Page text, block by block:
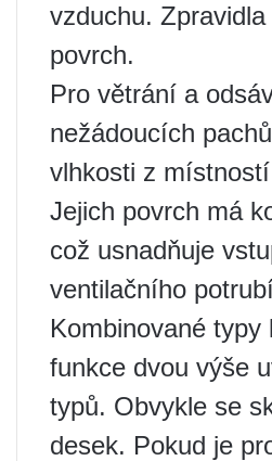
vzduchu.
povrch.
Pro větrání a
nežádoucích
vlhkosti z
Jejich povrch má
což usnadňuje
ventilačního
Kombinované typy
funkce dvou výše
typů. Obvykle se
desek. Pokud je